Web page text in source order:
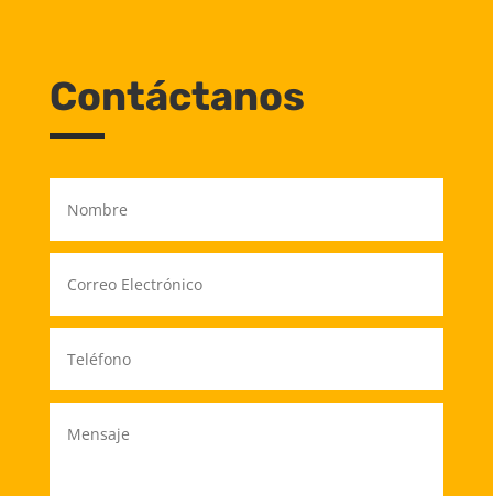
Contáctanos